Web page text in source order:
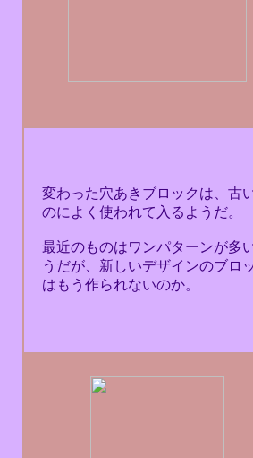
変わった穴あきブロックは、古
のによく使われて入るようだ。
最近のものはワンパターンが多
うだが、新しいデザインのブロ
はもう作られないのか。